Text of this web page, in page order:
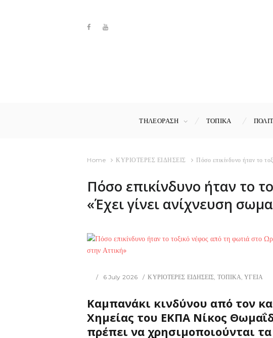
ΤΗΛΕΟΡΑΣΗ ΤΟΠΙΚΑ
Home ΚΥΡΙΟΤΕΡΕΣ ΕΙΔΗΣΕΙΣ Πόσο επικίνδυνο ήταν το
Πόσο επικίνδυνο ήταν το
«Έχει γίνει ανίχνευση
6 July 2026 ΚΥΡΙΟΤΕΡΕΣ ΕΙΔΗΣΕΙΣ, ΤΟΠΙΚΑ,ΥΓΕΙΑ
Καμπανάκι κινδύνου από τον
Χημείας του ΕΚΠΑ Νίκος
πρέπει να χρησιμοποιούνται